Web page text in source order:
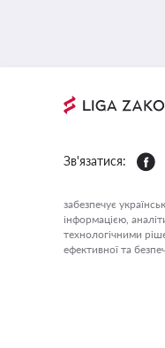
Зв'язатися:
забезпечує
інформацією,
технологічними
ефективної та